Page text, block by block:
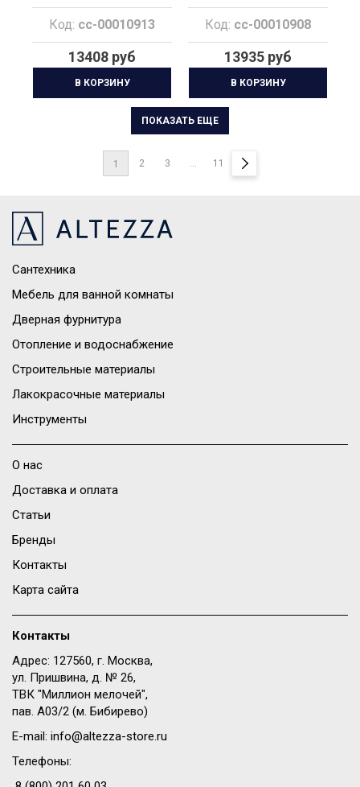
Код: cc-00010913
13408 руб
В КОРЗИНУ
Код: cc-00010908
13935 руб
В КОРЗИНУ
1 2 3 ... 11
ПОКАЗАТЬ ЕЩЕ
Сантехника
Мебель для ванной комнаты
Дверная фурнитура
Отопление и водоснабжение
Строительные материалы
Лакокрасочные материалы
Инструменты
О нас
Доставка и оплата
Статьи
Бренды
Контакты
Карта сайта
Контакты
Адрес: 127560, г. Москва,
ул. Пришвина, д. № 26,
ТВК "Миллион мелочей",
пав. A03/2 (м. Бибирево)
E-mail: info@altezza-store.ru
Телефоны: